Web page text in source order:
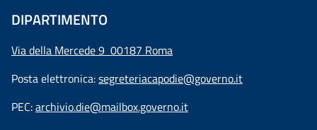
DIPARTIMENTO
Via della Mercede 9 00187 Roma
Posta elettronica:segreteriacapodie@governo.it
PEC:archivio.die@mailbox.governo.it